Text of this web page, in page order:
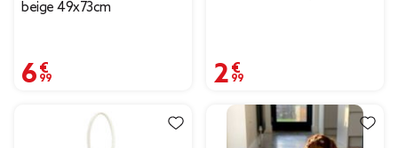
beige 49x73cm
6,99 € 2,99 €